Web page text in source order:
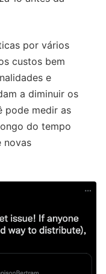
por vários
custos bem
e
a diminuir os
pode medir as
do tempo
novas